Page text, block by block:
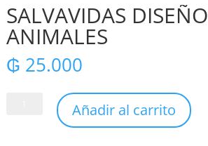
SALVAVIDAS DISEÑO
ANIMALES
₲ 25.000
SALVAVIDAS
Añadir al carrito